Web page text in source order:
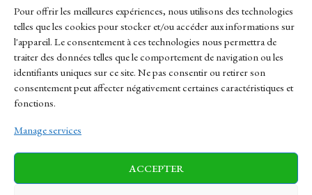
Pour offrir les meilleures expériences, nous utilisons des technologies
telles que les cookies pour stocker et/ou accéder aux informations sur
l'appareil. Le consentement à ces technologies nous permettra de
traiter des données telles que le comportement de navigation ou les
identifiants uniques sur ce site. Ne pas consentir ou retirer son
consentement peut affecter négativement certaines caractéristiques et
fonctions.
Manage services
ACCEPTER
Links
Contact
Sitemap
News Finance-Marches Politics
Business Tech Health Sports Travel